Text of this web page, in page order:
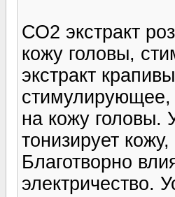
СО2 экстракт
кожу головы,
экстракт
стимулирующее,
на кожу головы.
тонизирует
Благотворно
электричество.